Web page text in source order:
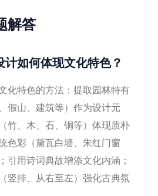
解答
计如何体现文化特色？
化特色的方法：提取园林特有
假山、建筑等）作为设计元
竹、木、石、铜等）体现质朴
色彩（黛瓦白墙、朱红门窗
引用诗词典故增添文化内涵；
竖排、从右至左）强化古典氛